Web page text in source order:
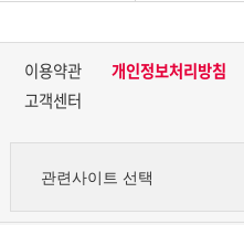
이용약관 개인정보처리방침
고객센터
관련사이트 선택